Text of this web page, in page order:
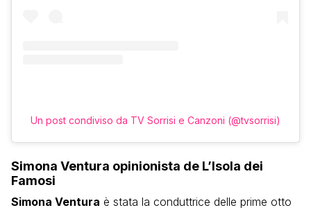
Un post condiviso da TV Sorrisi e Canzoni (@tvsorrisi)
Simona Ventura opinionista de L’Isola dei
Famosi
Simona Ventura è stata la conduttrice delle prime otto